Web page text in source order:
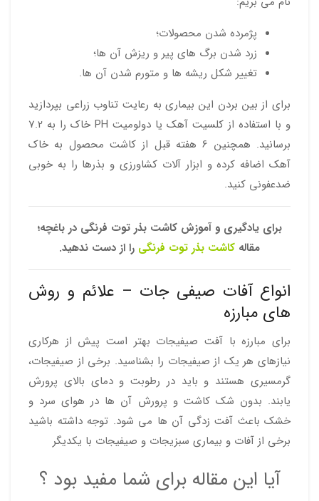
پژمرده شدن محصولات؛
زرد شدن برگ های پیر و ریزش آن ها؛
تغییر شکل ریشه ها و متورم شدن آن ها.
برای از بین بردن این بیماری به رعایت تناوب زراعی بپردازید
و با استفاده از کلسیت آهک یا دولومیت PH خاک را به 7.2
برسانید. همچنین 6 هفته قبل از کاشت محصول به خاک
آهک اضافه کرده و ابزار آلات کشاورزی و بذرها را به خوبی
ضدعفونی کنید.
برای یادگیری و آموزش کاشت بذر توت فرنگی در باغچه؛
مقاله کاشت بذر توت فرنگی را از دست ندهید.
انواع آفات صیفی جات – علائم و روش
های مبارزه
برای مبارزه با آفت صیفیجات بهتر است پیش از هرکاری
نیازهای هر یک از صیفیجات را بشناسید. برخی از صیفیجات،
گرمسیری هستند و باید در رطوبت و دمای بالای پرورش
یابند. بدون شک کاشت و پرورش آن ها در هوای سرد و
خشک باعث آفت زدگی آن ها می شود. توجه داشته باشید
برخی از آفات و بیماری سبزیجات و صیفیجات با یکدیگر
آیا این مقاله برای شما مفید بود ؟